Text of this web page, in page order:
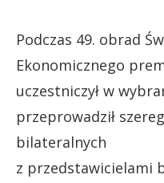
Podczas 49. obrad
Ekonomicznego
uczestniczył w
przeprowadził
bilateralnych
z przedstawicielami